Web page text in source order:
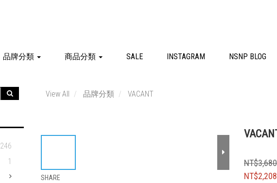
品牌分類 商品分類 SALE INSTAGRAM NSNP BLOG
246
1
View All 品牌分類 VACANT
SHARE
NT$3,680
NT$2,208